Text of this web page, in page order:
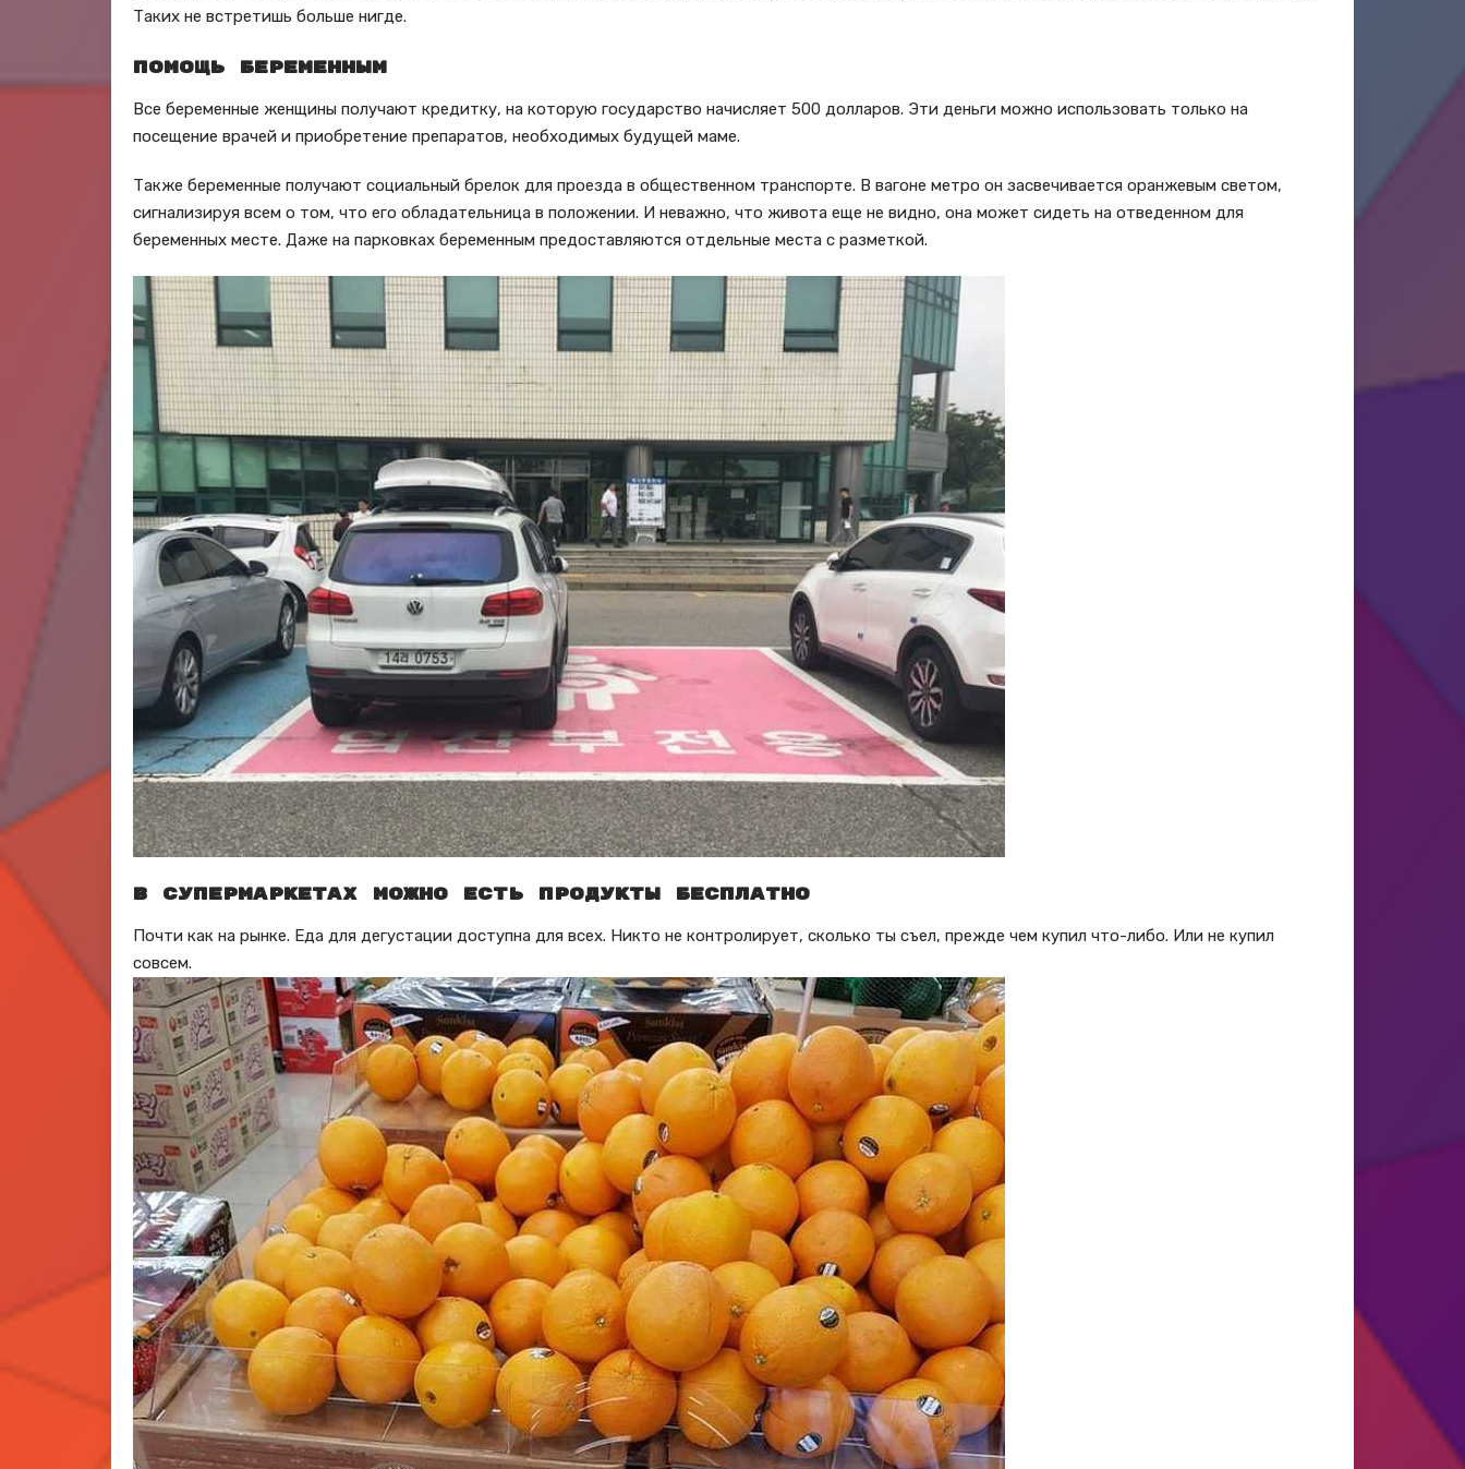
Таких не встретишь больше нигде.
Помощь беременным
Все беременные женщины получают кредитку, на которую государство начисляет 500 долларов. Эти деньги можно использовать только на
посещение врачей и приобретение препаратов, необходимых будущей маме.
Также беременные получают социальный брелок для проезда в общественном транспорте. В вагоне метро он засвечивается оранжевым светом,
сигнализируя всем о том, что его обладательница в положении. И неважно, что живота еще не видно, она может сидеть на отведенном для
беременных месте. Даже на парковках беременным предоставляются отдельные места с разметкой.
В супермаркетах можно есть продукты бесплатно
Почти как на рынке. Еда для дегустации доступна для всех. Никто не контролирует, сколько ты съел, прежде чем купил что-либо. Или не купил
совсем.